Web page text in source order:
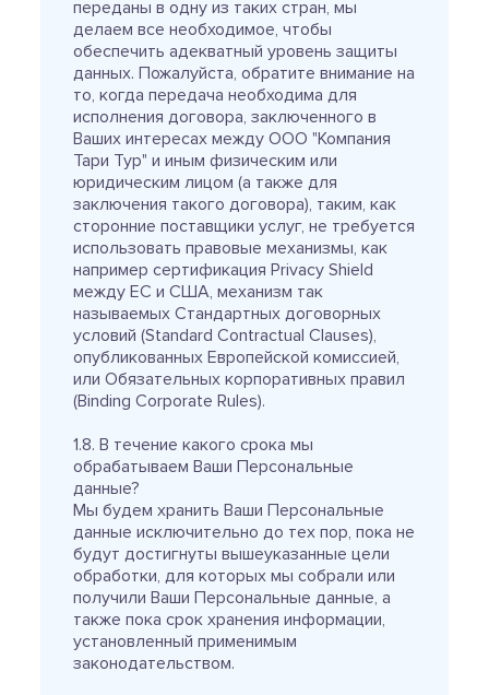
переданы в одну из таких стран, мы
делаем все необходимое, чтобы
обеспечить адекватный уровень защиты
данных. Пожалуйста, обратите внимание на
то, когда передача необходима для
исполнения договора, заключенного в
Ваших интересах между ООО "Компания
Тари Тур" и иным физическим или
юридическим лицом (а также для
заключения такого договора), таким, как
сторонние поставщики услуг, не требуется
использовать правовые механизмы, как
например сертификация Privacy Shield
между ЕС и США, механизм так
называемых Стандартных договорных
условий (Standard Contractual Clauses),
опубликованных Европейской комиссией,
или Обязательных корпоративных правил
(Binding Corporate Rules).
1.8. В течение какого срока мы
обрабатываем Ваши Персональные
данные?
Мы будем хранить Ваши Персональные
данные исключительно до тех пор, пока не
будут достигнуты вышеуказанные цели
обработки, для которых мы собрали или
получили Ваши Персональные данные, а
также пока срок хранения информации,
установленный применимым
законодательством.